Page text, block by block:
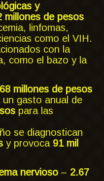
y
millones de pesos
linfomas,
como el VIH.
con la
como el bazo y la
millones de pesos
gasto anual de
para las
se diagnostican
y provoca 91 mil
nervioso – 2.67